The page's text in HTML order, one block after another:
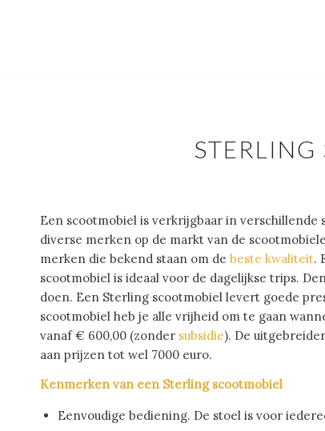
Een scootmobiel is verkrijgbaar in
diverse merken op de markt van de
merken die bekend staan om de beste kwaliteit.
scootmobiel is ideaal voor de dagelijkse trips.
doen. Een Sterling scootmobiel levert goede
scootmobiel heb je alle vrijheid om te gaan
vanaf € 600,00 (zonder subsidie). De
aan prijzen tot wel 7000 euro.
Kenmerken van een Sterling scootmobiel
Eenvoudige bediening. De stoel is voor